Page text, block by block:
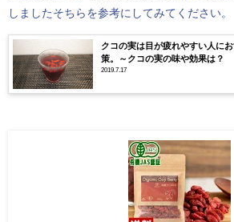
しましたそちらを参考にしてみてください。
クコの実は目が疲れやすい人に
策。～クコの実の味や効果は？
2019.7.17